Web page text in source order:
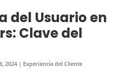
del Usuario en
Clave del
2024| Experiencia del Cliente